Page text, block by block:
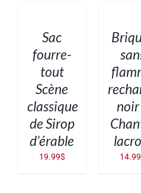
DÉTAILSSac
fourre-
tout
Scène
classique
de Sirop
d’érable
19.99$
DÉTAILS
noir
14.99